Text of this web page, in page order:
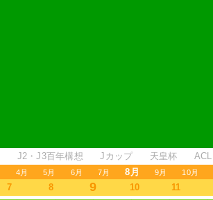
J2・J3百年構想 Jカップ 天皇杯 ACL
4月 5月 6月 7月 8月 9月 10月
7 8 9 10 11